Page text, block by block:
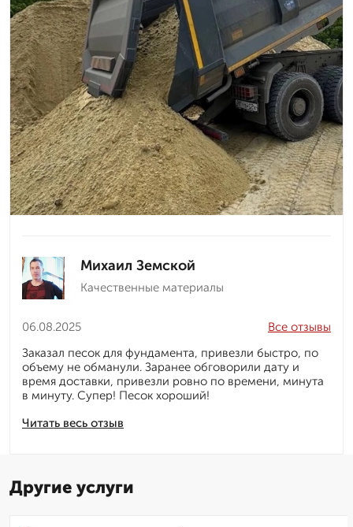
Михаил Земской
Качественные материалы
06.08.2025
Читать весь отзыв
Все отзывы
Заказал песок для фундамента, привезли быстро, по
объему не обманули. Заранее обговорили дату и
время доставки, привезли ровно по времени, минута
в минуту. Супер! Песок хороший!
Другие услуги